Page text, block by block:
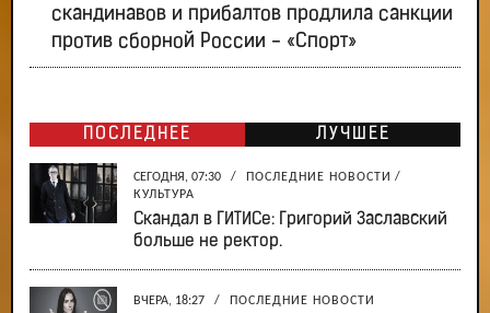
скандинавов и прибалтов продлила санкции
против сборной России - «Спорт»
ПОСЛЕДНЕЕ ЛУЧШЕЕ
СЕГОДНЯ, 07:30 / ПОСЛЕДНИЕ НОВОСТИ /
КУЛЬТУРА
Скандал в ГИТИСе: Григорий Заславский
больше не ректор.
ВЧЕРА, 18:27 / ПОСЛЕДНИЕ НОВОСТИ